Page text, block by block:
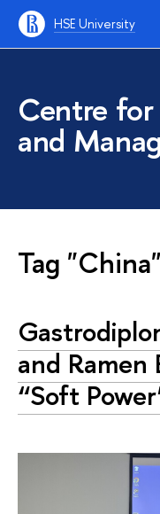
HSE University
Centre for
and
Tag "China"
and Ramen
“Soft